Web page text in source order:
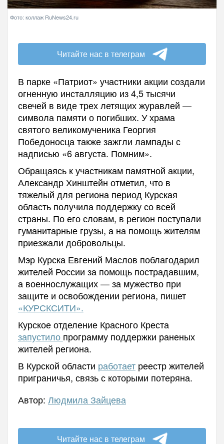
Фото: коллаж RuNews24.ru
Читайте нас в телеграм
В парке «Патриот» участники акции создали
огненную инсталляцию из 4,5 тысячи
свечей в виде трех летящих журавлей —
символа памяти о погибших. У храма
святого великомученика Георгия
Победоносца также зажгли лампады с
надписью «6 августа. Помним».
Обращаясь к участникам памятной акции,
Александр Хинштейн отметил, что в
тяжелый для региона период Курская
область получила поддержку со всей
страны. По его словам, в регион поступали
гуманитарные грузы, а на помощь жителям
приезжали добровольцы.
Мэр Курска Евгений Маслов поблагодарил
жителей России за помощь пострадавшим,
а военнослужащих — за мужество при
защите и освобождении региона, пишет
«КУРСКСИТИ».
Курское отделение Красного Креста
запустило программу поддержки раненых
жителей региона.
В Курской области работаетреестр жителей
приграничья, связь с которыми потеряна.
Автор: Людмила Зайцева
Читайте нас в телеграм